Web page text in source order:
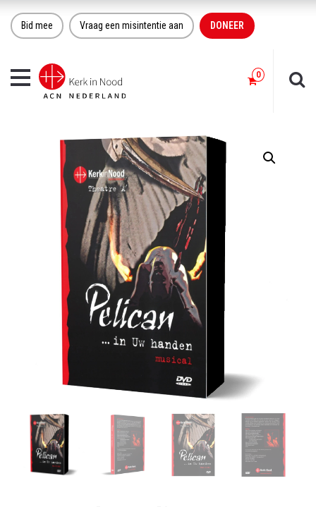
Bid mee Vraag een misintentie aan DONEER
Toggle
navigation